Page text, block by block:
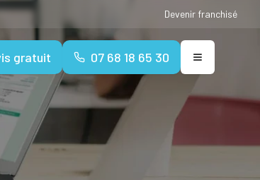
Devenir franchisé
gratuit 07 68 18 65 30